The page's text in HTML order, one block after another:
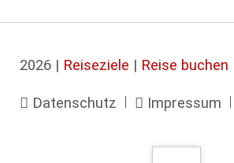
2026 | Reiseziele | Reise buchen
Navigation
Datenschutz Impressum